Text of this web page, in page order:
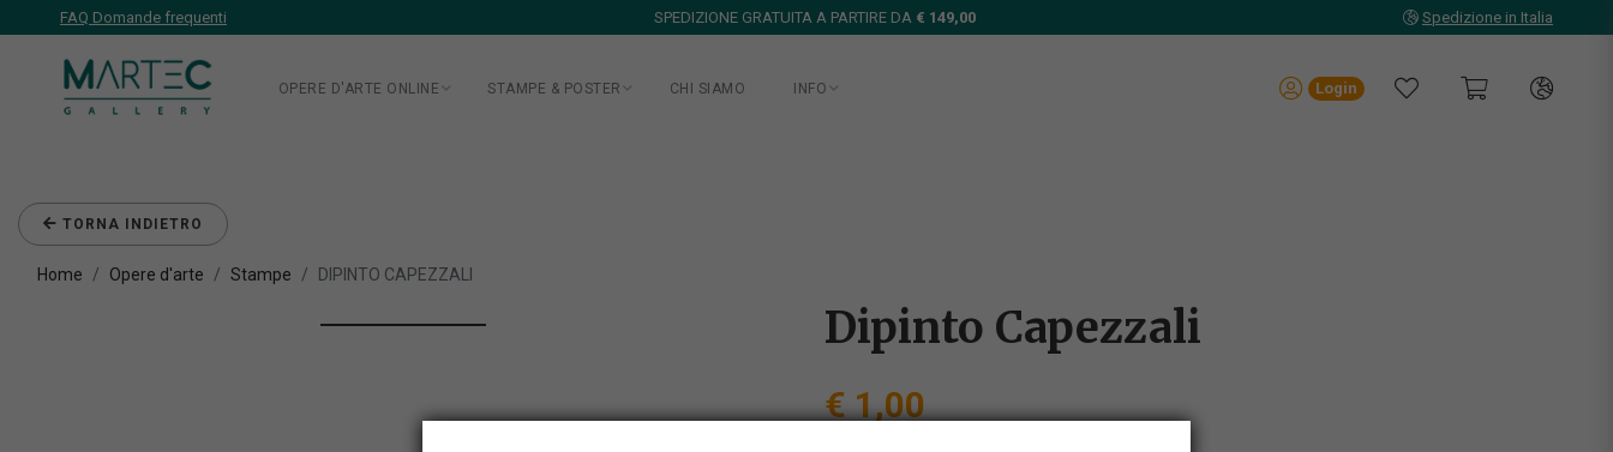
FAQ Domande frequenti SPEDIZIONE GRATUITA A PARTIRE DA € 149,00 Spedizione in Italia
OPERE D'ARTE ONLINE STAMPE & POSTER CHI SIAMO INFO Login
TORNA INDIETRO
Home Opere d'arte Stampe DIPINTO CAPEZZALI
Dipinto Capezzali
€ 1,00